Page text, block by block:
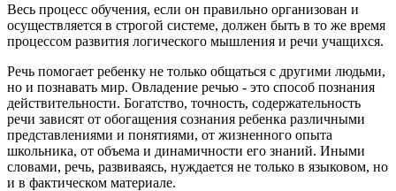
Весь процесс обучения, если он правильно организован и
осуществляется в строгой системе, должен быть в то же время
процессом развития логического мышления и речи учащихся.
Речь помогает ребенку не только общаться с другими людьми,
но и познавать мир. Овладение речью - это способ познания
действительности. Богатство, точность, содержательность
речи зависят от обогащения сознания ребенка различными
представлениями и понятиями, от жизненного опыта
школьника, от объема и динамичности его знаний. Иными
словами, речь, развиваясь, нуждается не только в языковом, но
и в фактическом материале.